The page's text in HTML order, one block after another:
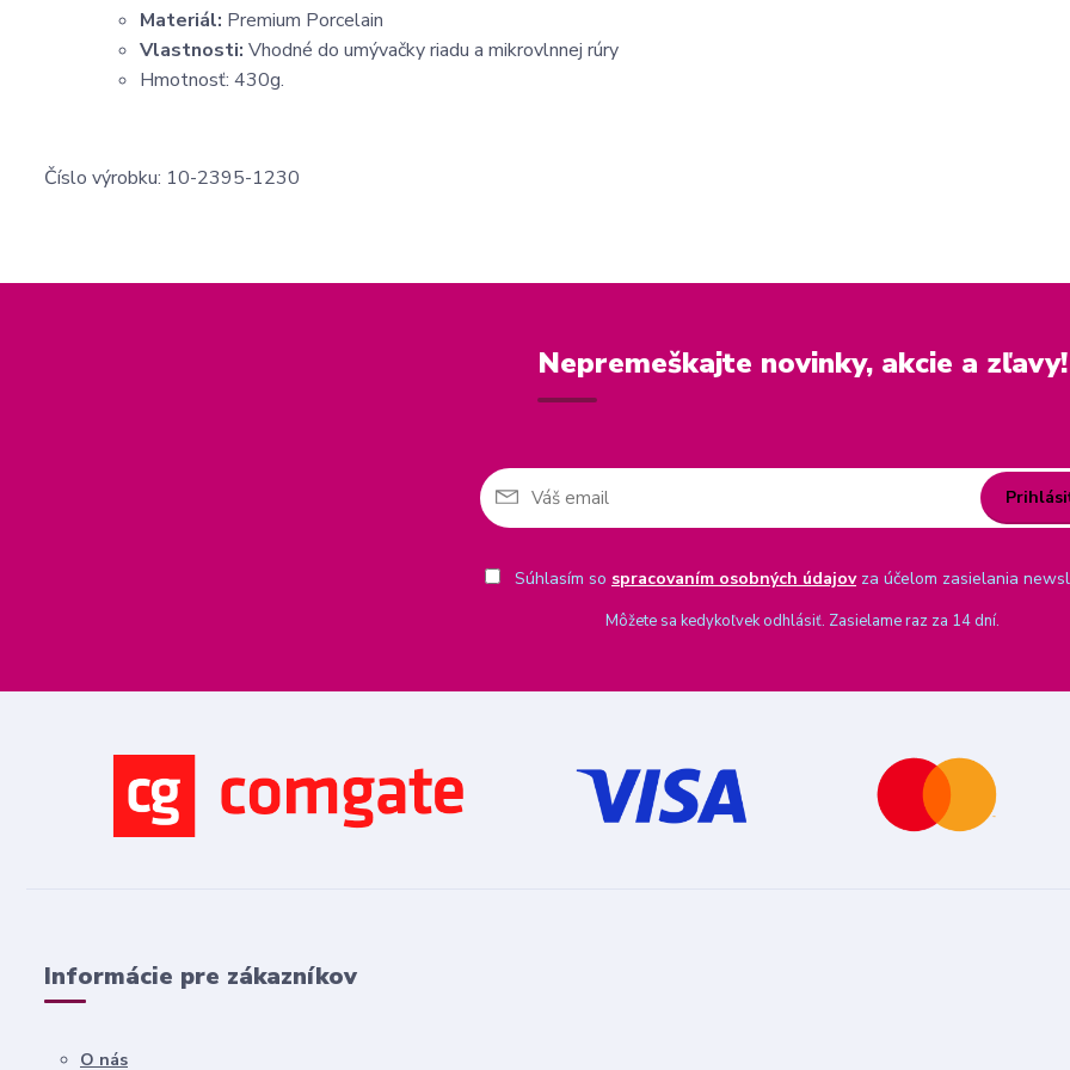
Materiál: Premium Porcelain
Vlastnosti: Vhodné do umývačky riadu a mikrovlnnej rúry
Hmotnosť: 430g.
Číslo výrobku: 10-2395-1230
Nepremeškajte novinky, akcie a zľavy!
Súhlasím so spracovaním osobných údajovza účelom zasielania
Môžete sa kedykoľvek odhlásiť. Zasielame raz za 14 dní.
Informácie pre zákazníkov
O nás